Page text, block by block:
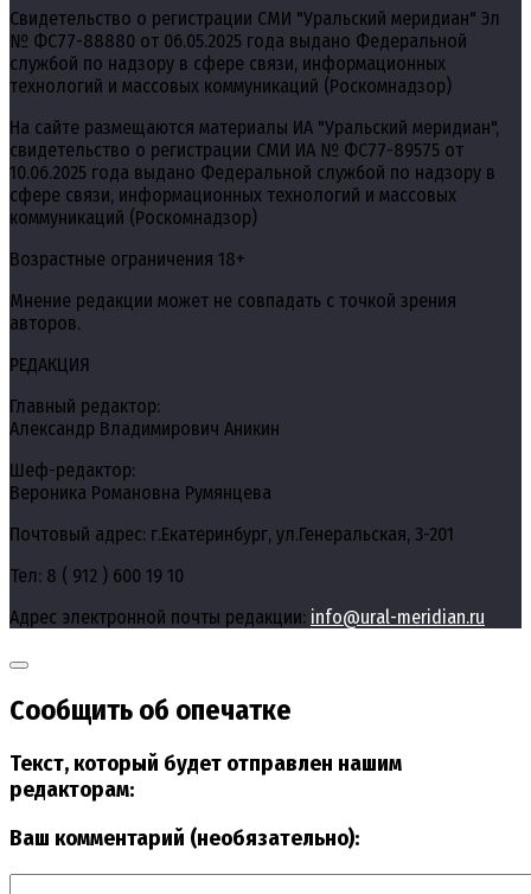
Свидетельство о регистрации СМИ "Уральский меридиан" Эл
№ ФС77-88880 от 06.05.2025 года выдано Федеральной
службой по надзору в сфере связи, информационных
технологий и массовых коммуникаций (Роскомнадзор)
На сайте размещаются материалы ИА "Уральский меридиан",
свидетельство о регистрации СМИ ИА № ФС77-89575 от
10.06.2025 года выдано Федеральной службой по надзору в
сфере связи, информационных технологий и массовых
коммуникаций (Роскомнадзор)
Возрастные ограничения 18+
Мнение редакции может не совпадать с точкой зрения
авторов.
РЕДАКЦИЯ
Главный редактор:
Александр Владимирович Аникин
Шеф-редактор:
Вероника Романовна Румянцева
Почтовый адрес: г.Екатеринбург, ул.Генеральская, 3-201
Тел: 8 ( 912 ) 600 19 10
Адрес электронной почты редакции: info@ural-meridian.ru
Сообщить об опечатке
Текст, который будет отправлен нашим
редакторам:
Ваш комментарий (необязательно):